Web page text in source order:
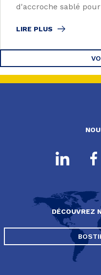
d'accroche sablé
LIRE PLUS
DÉCOUVREZ